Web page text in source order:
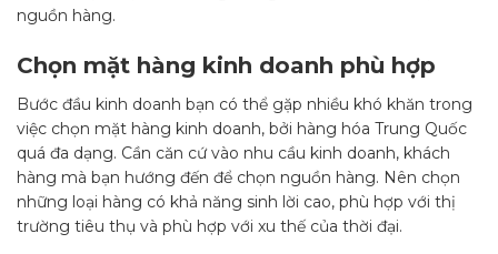
nguồn hàng.
Chọn mặt hàng kinh doanh phù hợp
Bước đầu kinh doanh bạn có thể gặp nhiều khó khăn trong
việc chọn mặt hàng kinh doanh, bởi hàng hóa Trung Quốc
quá đa dạng. Cần căn cứ vào nhu cầu kinh doanh, khách
hàng mà bạn hướng đến để chọn nguồn hàng. Nên chọn
những loại hàng có khả năng sinh lời cao, phù hợp với thị
trường tiêu thụ và phù hợp với xu thế của thời đại.